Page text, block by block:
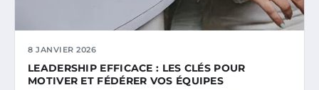
8 JANVIER 2026
LEADERSHIP EFFICACE : LES CLÉS POUR
MOTIVER ET FÉDÉRER VOS ÉQUIPES